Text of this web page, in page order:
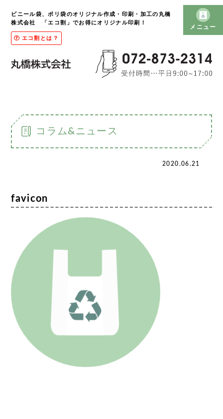
ビニール袋、ポリ袋のオリジナル作成・印刷・加工の丸橋
株式会社 「エコ割」でお得にオリジナル印刷！
エコ割とは？
メニュー
コラム&ニュース
2020.06.21
favicon